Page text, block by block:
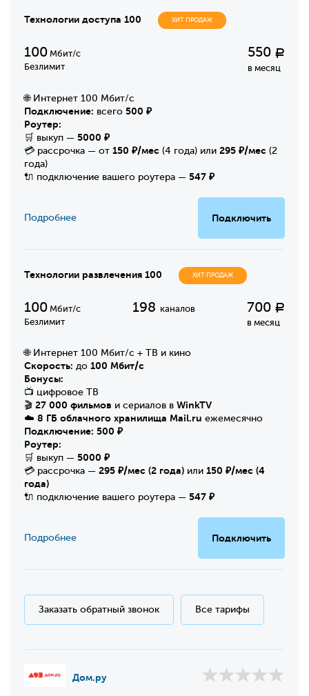
Технологии доступа 100 ХИТ ПРОДАЖ
100 Мбит/с
Безлимит
550 Р
в месяц
🌐 Интернет 100 Мбит/с
Подключение: всего 500 ₽
Роутер:
🛒 выкуп — 5000 ₽
💳 рассрочка — от 150 ₽/мес (4 года) или 295 ₽/мес (2
года)
🔌 подключение вашего роутера — 547 ₽
Подключить
Подробнее
Технологии развлечения 100 ХИТ ПРОДАЖ
100 Мбит/с
Безлимит
198 каналов 700 Р
в месяц
🌐 Интернет 100 Мбит/с + ТВ и кино
Скорость: до 100 Мбит/с
Бонусы:
📺 цифровое ТВ
🎬 27 000 фильмов и сериалов в WinkTV
☁️ 8 ГБ облачного хранилища Mail.ru ежемесячно
Подключение: 500 ₽
Роутер:
🛒 выкуп — 5000 ₽
💳 рассрочка — 295 ₽/мес (2 года) или 150 ₽/мес (4
года)
🔌 подключение вашего роутера — 547 ₽
Подключить
Подробнее
Заказать обратный звонок Все тарифы
Дом.ру